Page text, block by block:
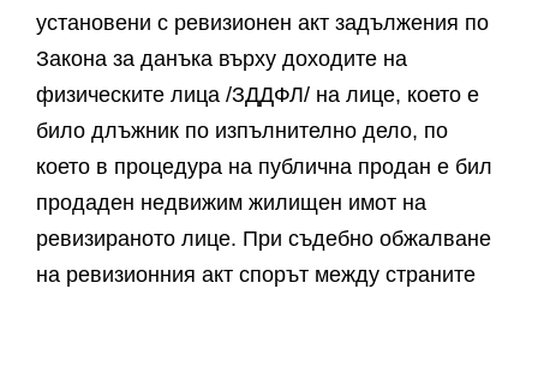
установени с ревизионен акт задължения по
Закона за данъка върху доходите на
физическите лица /ЗДДФЛ/ на лице, което е
било длъжник по изпълнително дело, по
което в процедура на публична продан е бил
продаден недвижим жилищен имот на
ревизираното лице. При съдебно обжалване
на ревизионния акт спорът между страните